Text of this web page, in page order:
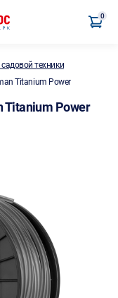
0
техники
Titanium Power
Titanium Power